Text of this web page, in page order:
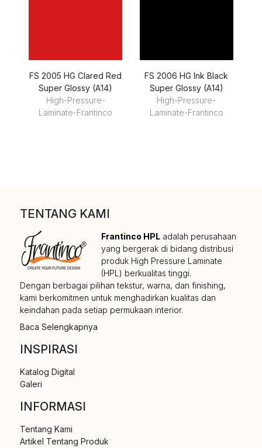
FS 2005 HG Clared Red
Super Glossy (A14)
High-Pressure-
Laminate-Frantinco
FS 2006 HG Ink Black
Super Glossy (A14)
High-Pressure-
Laminate-Frantinco
TENTANG KAMI
Frantinco HPL adalah perusahaan
yang bergerak di bidang distribusi
produk High Pressure Laminate
(HPL) berkualitas tinggi.
Dengan berbagai pilihan tekstur, warna, dan finishing,
kami berkomitmen untuk menghadirkan kualitas dan
keindahan pada setiap permukaan interior.
Baca Selengkapnya
INSPIRASI
Katalog Digital
Galeri
INFORMASI
Tentang Kami
Artikel Tentang Produk